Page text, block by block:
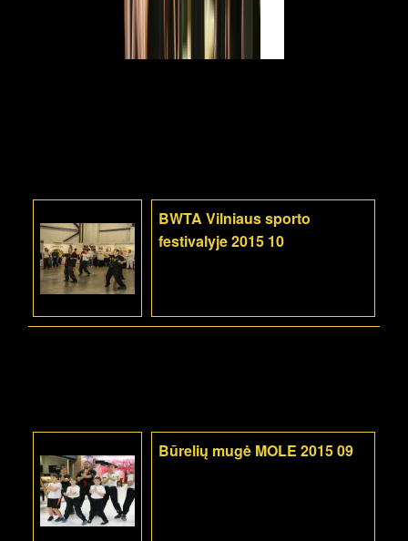
BWTA Vilniaus sporto
festivalyje 2015 10
Būrelių mugė MOLE 2015 09